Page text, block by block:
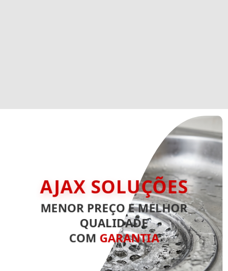
AJAX SOLUÇÕES
MENOR PREÇO E MELHOR
QUALIDADE
COM GARANTIA